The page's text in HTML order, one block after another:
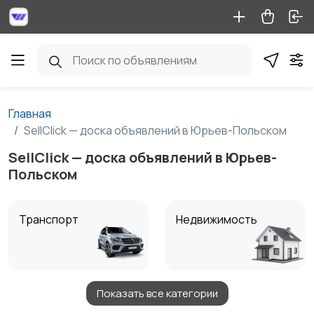
Главная
SellClick — доска объявлений в Юрьев-Польском
SellClick — доска объявлений в Юрьев-
Польском
Транспорт Недвижимость
Детские товары Услуги1
Показать все категории